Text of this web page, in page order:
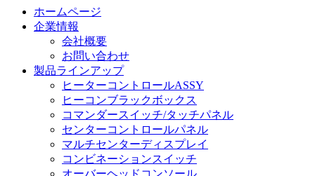
ホームページ
企業情報
会社概要
お問い合わせ
製品ラインアップ
ヒーターコントロールASSY
ヒーコンブラックボックス
コマンダースイッチ/タッチパネル
センターコントロールパネル
マルチセンターディスプレイ
コンビネーションスイッチ